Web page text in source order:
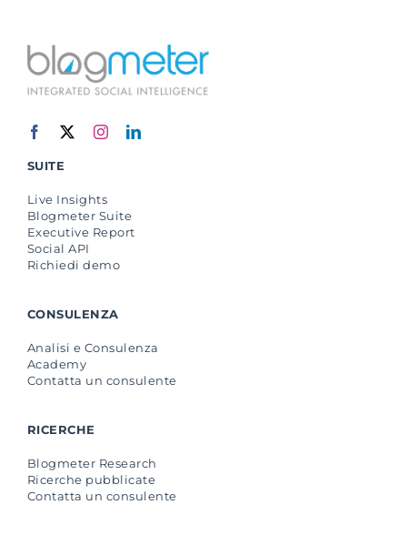
SUITE
Live Insights
Blogmeter Suite
Executive Report
Social API
Richiedi demo
CONSULENZA
Analisi e Consulenza
Academy
Contatta un consulente
RICERCHE
Blogmeter Research
Ricerche pubblicate
Contatta un consulente